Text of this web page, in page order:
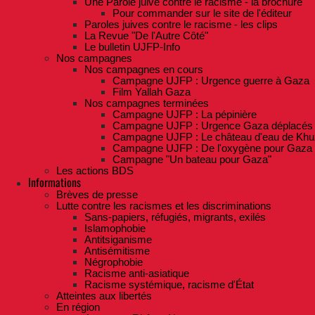
Pour commander sur le site de l'éditeur
Paroles juives contre le racisme - les clips
La Revue "De l'Autre Côté"
Le bulletin UJFP-Info
Nos campagnes
Nos campagnes en cours
Campagne UJFP : Urgence guerre à Gaza
Film Yallah Gaza
Nos campagnes terminées
Campagne UJFP : La pépinière
Campagne UJFP : Urgence Gaza déplacés
Campagne UJFP : Le château d'eau de
Campagne UJFP : De l'oxygène pour Gaza
Campagne "Un bateau pour Gaza"
Les actions BDS
Informations
Brèves de presse
Lutte contre les racismes et les discriminations
Sans-papiers, réfugiés, migrants, exilés
Islamophobie
Antitsiganisme
Antisémitisme
Négrophobie
Racisme anti-asiatique
Racisme systémique, racisme d'État
Atteintes aux libertés
En région